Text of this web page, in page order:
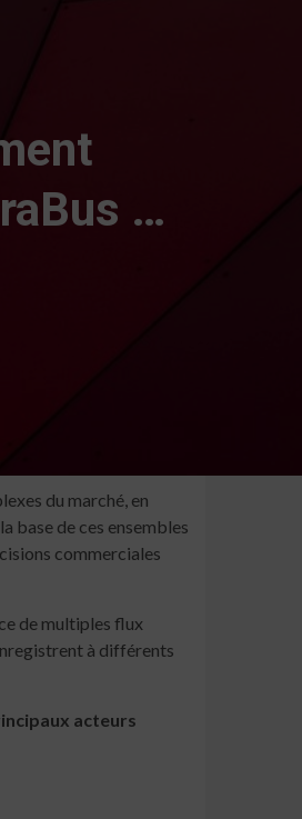
…
du marché, en
base de ces ensembles
commerciales
de multiples flux
à différents
acteurs